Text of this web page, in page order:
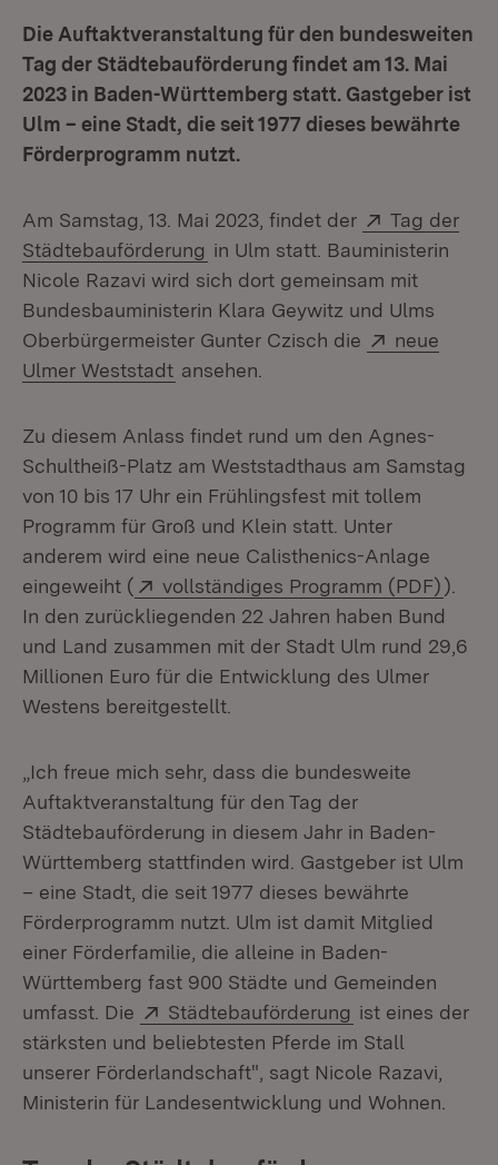
Die Auftaktveranstaltung für den bundesweiten
Tag der Städtebauförderung findet am 13. Mai
2023 in Baden-Württemberg statt. Gastgeber ist
Ulm – eine Stadt, die seit 1977 dieses bewährte
Förderprogramm nutzt.
Am Samstag, 13. Mai 2023, findet der Extern:
Tag der
Städtebauförderung (Öffnet in neuem Fenster)
in Ulm statt. Bauministerin
Nicole Razavi wird sich dort gemeinsam mit
Bundesbauministerin Klara Geywitz und Ulms
Oberbürgermeister Gunter Czisch die
Extern:
neue
Ulmer Weststadt (Öffnet in neuem Fenster)
ansehen.
Zu diesem Anlass findet rund um den Agnes-
Schultheiß-Platz am Weststadthaus am Samstag
von 10 bis 17 Uhr ein Frühlingsfest mit tollem
Programm für Groß und Klein statt. Unter
anderem wird eine neue Calisthenics-Anlage
eingeweiht (
Extern:
vollständiges Programm (PDF)).
In den zurückliegenden 22 Jahren haben Bund
und Land zusammen mit der Stadt Ulm rund 29,6
Millionen Euro für die Entwicklung des Ulmer
Westens bereitgestellt.
„Ich freue mich sehr, dass die bundesweite
Auftaktveranstaltung für den Tag der
Städtebauförderung in diesem Jahr in Baden-
Württemberg stattfinden wird. Gastgeber ist Ulm
– eine Stadt, die seit 1977 dieses bewährte
Förderprogramm nutzt. Ulm ist damit Mitglied
einer Förderfamilie, die alleine in Baden-
Württemberg fast 900 Städte und Gemeinden
umfasst. Die
Extern:
Städtebauförderung (Öffnet in
ist eines der
stärksten und beliebtesten Pferde im Stall
unserer Förderlandschaft", sagt Nicole Razavi,
Ministerin für Landesentwicklung und Wohnen.